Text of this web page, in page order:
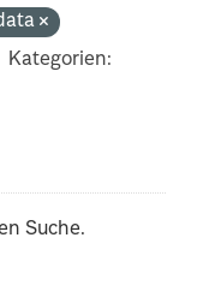
Kategorien:
Suche.